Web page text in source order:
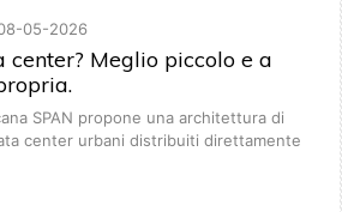
05-2026
center? Meglio piccolo e a
SPAN propone una architettura di
center urbani distribuiti direttamente